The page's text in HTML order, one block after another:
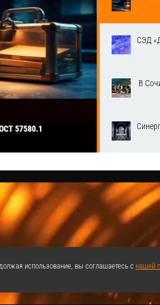
57580.1
СЭД
В
использование, вы соглашаетесь с нашей